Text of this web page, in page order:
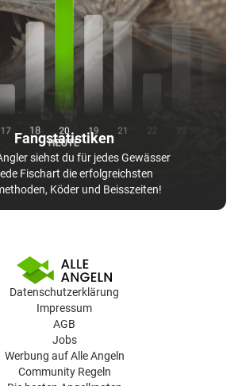
Fangstatistiken
siehst du für jedes Gewässer
Fischart die erfolgreichsten
Köder und Beisszeiten!
Datenschutzerklärung
Impressum
AGB
Jobs
Werbung auf Alle Angeln
Community Regeln